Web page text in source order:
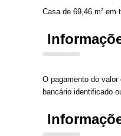
Casa de 69,46 m² em
O pagamento do
bancário identificado